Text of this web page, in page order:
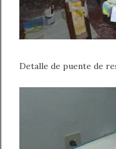
Detalle de puente de